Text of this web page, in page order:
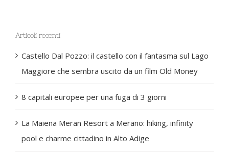
Articoli recenti
Castello Dal Pozzo: il castello con il fantasma sul Lago
Maggiore che sembra uscito da un film Old Money
8 capitali europee per una fuga di 3 giorni
La Maiena Meran Resort a Merano: hiking, infinity
pool e charme cittadino in Alto Adige